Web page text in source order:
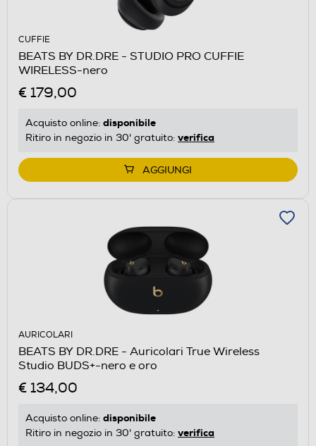
CUFFIE
BEATS BY DR.DRE - STUDIO PRO CUFFIE
WIRELESS-nero
€ 179,00
Acquisto online: disponibile
Ritiro in negozio in 30' gratuito: verifica
AGGIUNGI
AURICOLARI
BEATS BY DR.DRE - Auricolari True Wireless
Studio BUDS+-nero e oro
€ 134,00
Acquisto online: disponibile
Ritiro in negozio in 30' gratuito: verifica